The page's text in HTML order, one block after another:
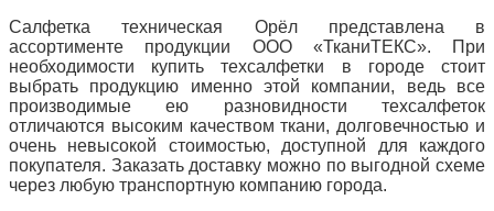
Салфетка техническая Орёл представлена в
ассортименте продукции ООО «ТканиТЕКС». При
необходимости купить техсалфетки в городе стоит
выбрать продукцию именно этой компании, ведь все
производимые ею разновидности техсалфеток
отличаются высоким качеством ткани, долговечностью и
очень невысокой стоимостью, доступной для каждого
покупателя. Заказать доставку можно по выгодной схеме
через любую транспортную компанию города.